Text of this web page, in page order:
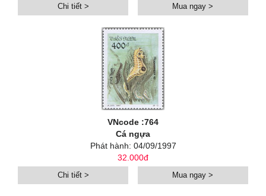
Chi tiết > Mua ngay >
VNcode :764
Cá ngựa
Phát hành: 04/09/1997
32.000đ
Chi tiết > Mua ngay >